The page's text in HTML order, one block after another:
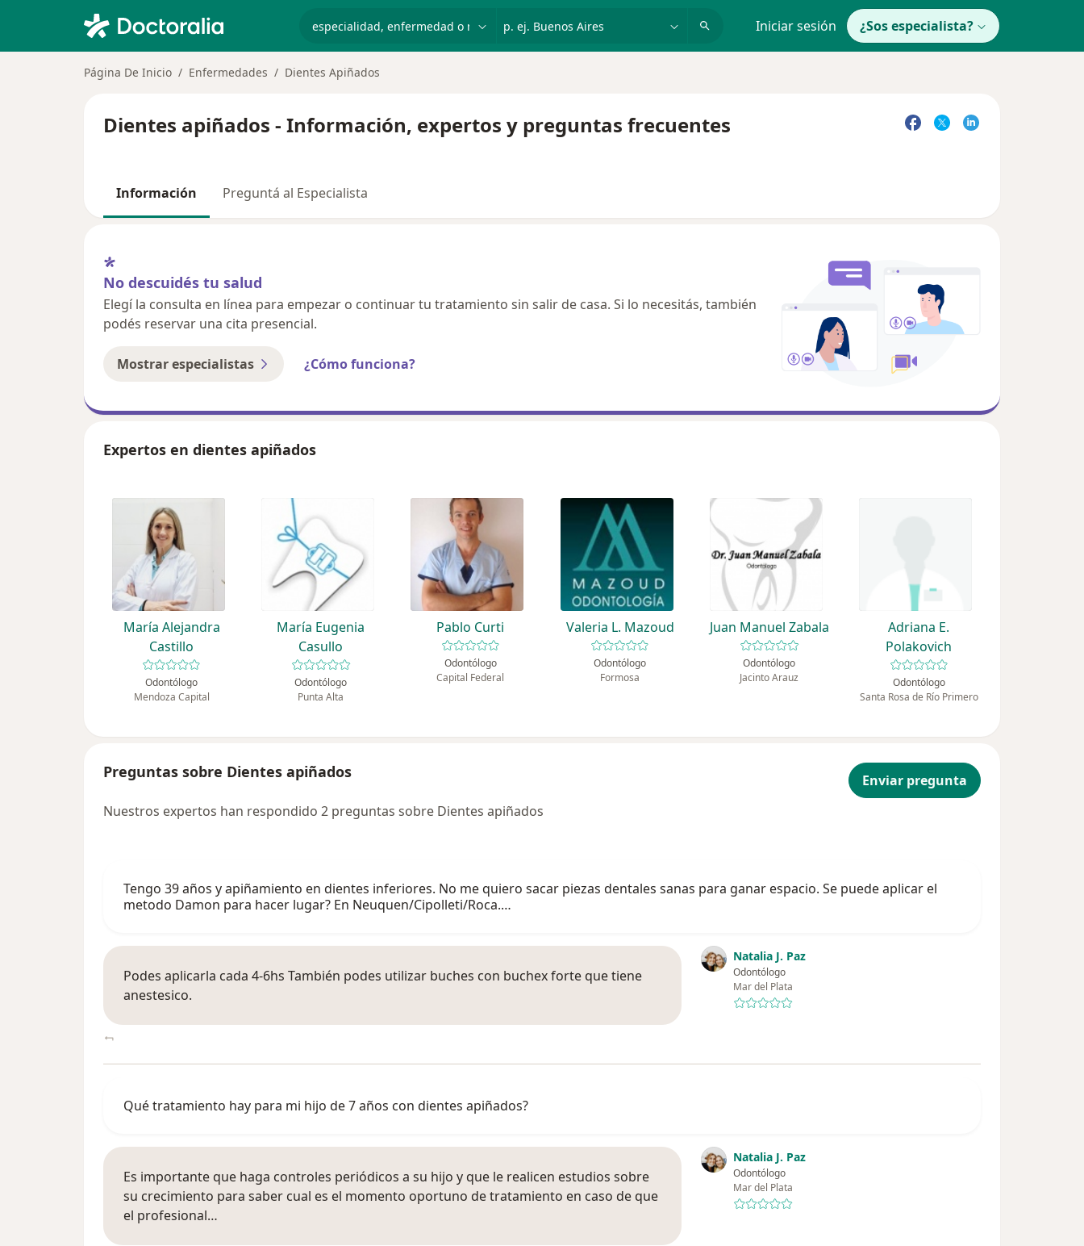
Iniciar sesión ¿Sos especialista?
Página De Inicio Enfermedades Dientes Apiñados
Dientes apiñados - Información, expertos y preguntas frecuentes
Información Preguntá al Especialista
No descuidés tu salud
Elegí la consulta en línea para empezar o continuar tu tratamiento sin salir de casa. Si lo necesitás, también
podés reservar una cita presencial.
Mostrar especialistas ¿Cómo funciona?
Expertos en dientes apiñados
María Alejandra
Castillo
Odontólogo
Mendoza Capital
María Eugenia
Casullo
Odontólogo
Punta Alta
Pablo Curti
Odontólogo
Capital Federal
Valeria L. Mazoud
Odontólogo
Formosa
Juan Manuel Zabala
Odontólogo
Jacinto Arauz
Adriana E.
Polakovich
Odontólogo
Santa Rosa de Río Primero
Preguntas sobre Dientes apiñados
Enviar pregunta
Nuestros expertos han respondido 2 preguntas sobre Dientes apiñados
Tengo 39 años y apiñamiento en dientes inferiores. No me quiero sacar piezas dentales sanas para ganar espacio. Se puede aplicar el
metodo Damon para hacer lugar? En Neuquen/Cipolleti/Roca.…
Natalia J. Paz
Odontólogo
Mar del Plata
Podes aplicarla cada 4-6hs También podes utilizar buches con buchex forte que tiene
anestesico.
Qué tratamiento hay para mi hijo de 7 años con dientes apiñados?
Natalia J. Paz
Odontólogo
Mar del Plata
Es importante que haga controles periódicos a su hijo y que le realicen estudios sobre
su crecimiento para saber cual es el momento oportuno de tratamiento en caso de que
el profesional…